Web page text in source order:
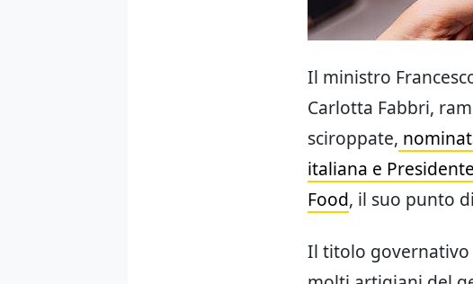
Il ministro
Carlotta Fabbri,
sciroppate,
italiana e
Food, il suo punto
Il titolo governativo